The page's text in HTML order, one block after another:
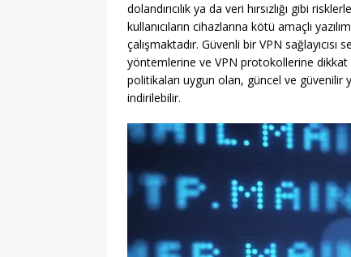
dolandırıcılık ya da veri hırsızlığı gibi
kullanıcıların cihazlarına kötü amaçlı
çalışmaktadır. Güvenli bir VPN
yöntemlerine ve VPN protokollerine dikkat
politikaları uygun olan, güncel ve güvenilir
indirilebilir.